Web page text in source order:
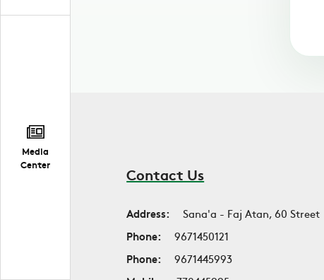
Media
Center
Contact Us
Address:
Sana'a - Faj Atan, 60 Street
Phone:
9671450121
Phone:
9671445993